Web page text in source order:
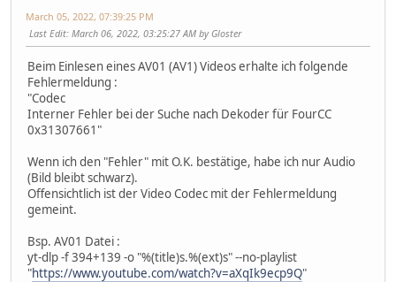
March 05, 2022, 07:39:25 PM
Last Edit: March 06, 2022, 03:25:27 AM by Gloster
Beim Einlesen eines AV01 (AV1) Videos erhalte ich folgende
Fehlermeldung :
"Codec
Interner Fehler bei der Suche nach Dekoder für FourCC
0x31307661"
Wenn ich den "Fehler" mit O.K. bestätige, habe ich nur Audio
(Bild bleibt schwarz).
Offensichtlich ist der Video Codec mit der Fehlermeldung
gemeint.
Bsp. AV01 Datei :
yt-dlp -f 394+139 -o "%(title)s.%(ext)s" --no-playlist
"https://www.youtube.com/watch?v=aXqIk9ecp9Q"